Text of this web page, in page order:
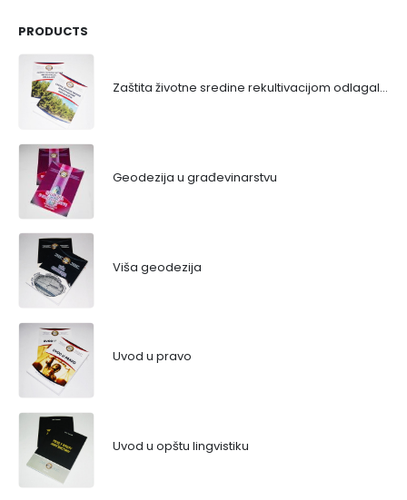
PRODUCTS
Zaštita životne sredine rekultivacijom odlagališta
Geodezija u građevinarstvu
Viša geodezija
Uvod u pravo
Uvod u opštu lingvistiku